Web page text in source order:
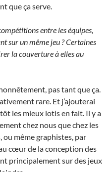
que ça serve.
entre les équipes,
sur un même jeu ? Certaines
la couverture à elles au
pas tant que ça.
rare. Et j’ajouterai
les mieux lotis en fait. Il y a
chez nous que chez les
ou même graphistes, par
cœur de la conception des
principalement sur des jeux